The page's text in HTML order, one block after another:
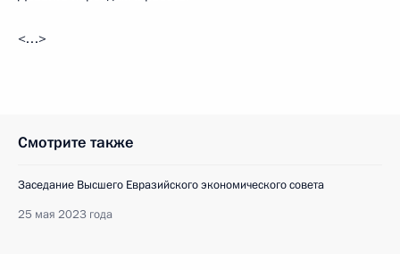
<…>
Смотрите также
Заседание Высшего Евразийского экономического совета
25 мая 2023 года